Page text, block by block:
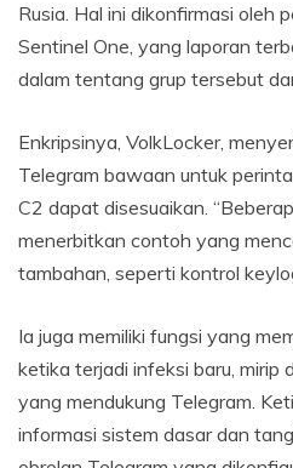
Rusia. Hal ini dikonfirmasi oleh
Sentinel One, yang laporan
dalam tentang grup tersebut
Enkripsinya, VolkLocker,
Telegram bawaan untuk
C2 dapat disesuaikan.
menerbitkan contoh yang
tambahan, seperti kontrol
Ia juga memiliki fungsi yang
ketika terjadi infeksi baru, mirip
yang mendukung Telegram.
informasi sistem dasar dan